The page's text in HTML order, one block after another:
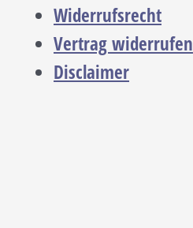
Widerrufsrecht
Vertrag widerrufen
Disclaimer